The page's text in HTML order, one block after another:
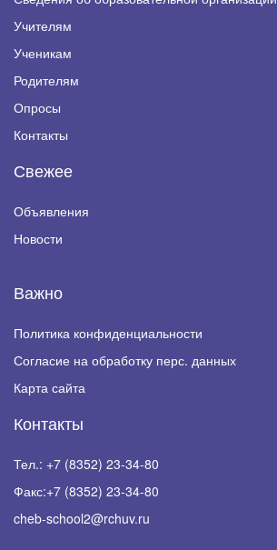
Учителям
Ученикам
Родителям
Опросы
Контакты
Свежее
Объявления
Новости
Важно
Политика конфиденциальности
Согласие на обработку перс. данных
Карта сайта
Контакты
Тел.: +7 (8352) 23-34-80
Факс:+7 (8352) 23-34-80
cheb-school2@rchuv.ru